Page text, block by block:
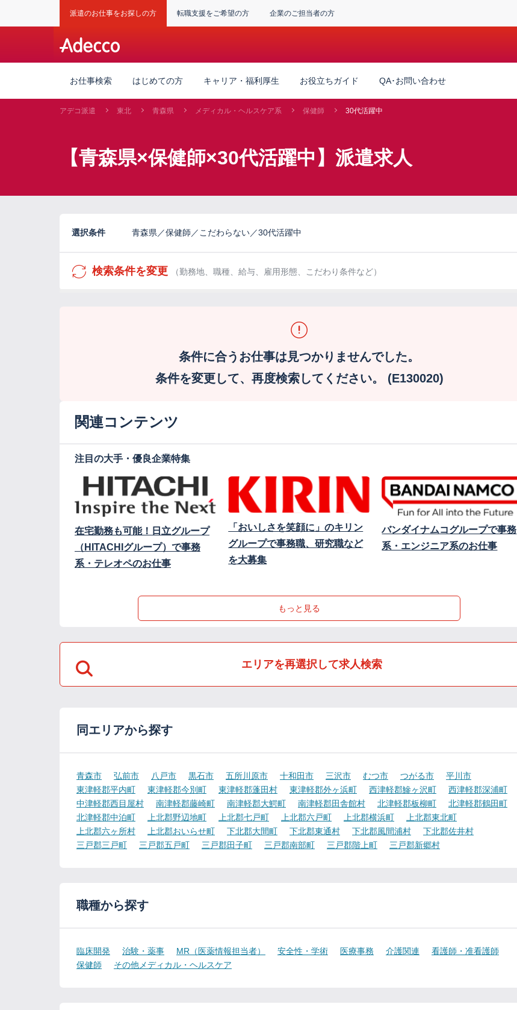
派遣のお仕事をお探しの方 転職支援をご希望の方 企業のご担当者の方
お仕事検索 はじめての方 キャリア・福利厚生 お役立ちガイド QA･お問い合わせ
アデコ派遣 東北 青森県 メディカル・ヘルスケア系 保健師 30代活躍中
【青森県×保健師×30代活躍中】派遣求人
選択条件 青森県／保健師／こだわらない／30代活躍中
検索条件を変更 （勤務地、職種、給与、雇用形態、こだわり条件など）
条件に合うお仕事は見つかりませんでした。
条件を変更して、再度検索してください。 (E130020)
関連コンテンツ
注目の大手・優良企業特集
在宅勤務も可能！日立グループ
（HITACHIグループ）で事務
系・テレオペのお仕事
「おいしさを笑顔に」のキリン
グループで事務職、研究職など
を大募集
バンダイナムコグループで事務
系・エンジニア系のお仕事
もっと見る
エリアを再選択して求人検索
同エリアから探す
青森市 弘前市 八戸市 黒石市 五所川原市 十和田市 三沢市 むつ市 つがる市
平川市
東津軽郡平内町
東津軽郡今別町 東津軽郡蓬田村 東津軽郡外ヶ浜町 西津軽郡鰺ヶ沢町
西津軽郡深浦町
中津軽郡西目屋村
南津軽郡藤崎町 南津軽郡大鰐町 南津軽郡田舎館村 北津軽郡板柳町
北津軽郡鶴田町
北津軽郡中泊町
上北郡野辺地町 上北郡七戸町 上北郡六戸町 上北郡横浜町
上北郡東北町
上北郡六ヶ所村
上北郡おいらせ町 下北郡大間町 下北郡東通村 下北郡風間浦村
下北郡佐井村
三戸郡三戸町
三戸郡五戸町 三戸郡田子町 三戸郡南部町 三戸郡階上町 三戸郡新郷村
職種から探す
臨床開発 治験・薬事 MR（医薬情報担当者） 安全性・学術 医療事務 介護関連
看護師・准看護師
保健師
その他メディカル・ヘルスケア